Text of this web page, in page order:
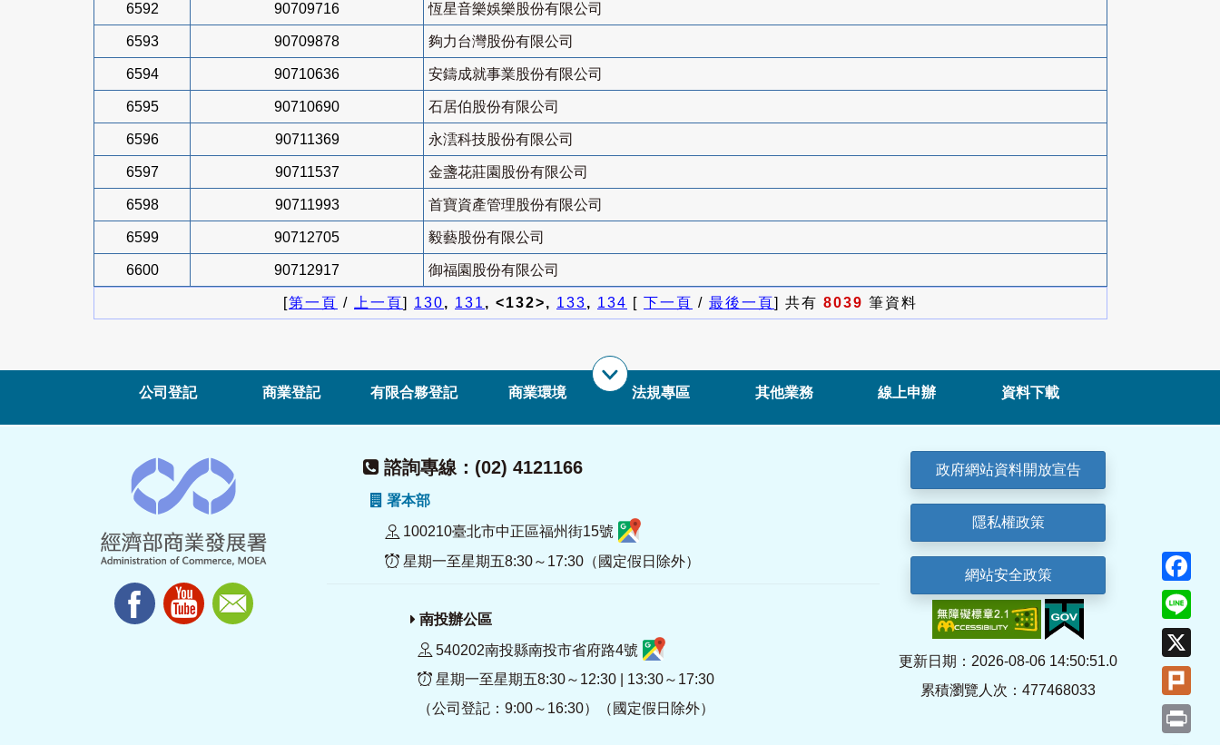
6592 90709716 恆星音樂娛樂股份有限公司
6593 90709878 夠力台灣股份有限公司
6594 90710636 安鑄成就事業股份有限公司
6595 90710690 石居伯股份有限公司
6596 90711369 永澐科技股份有限公司
6597 90711537 金盞花莊園股份有限公司
6598 90711993 首寶資產管理股份有限公司
6599 90712705 毅藝股份有限公司
6600 90712917 御福園股份有限公司
[第一頁 / 上一頁] 130, 131, <132>, 133, 134 [ 下一頁 / 最後一頁] 共有 8039 筆資料
公司登記 商業登記 有限合夥登記 商業環境 法規專區 其他業務 線上申辦 資料下載
諮詢專線：(02) 4121166
署本部
100210臺北市中正區福州街15號
星期一至星期五8:30～17:30（國定假日除外）
南投辦公區
540202南投縣南投市省府路4號
星期一至星期五8:30～12:30 | 13:30～17:30
（公司登記：9:00～16:30）（國定假日除外）
政府網站資料開放宣告
隱私權政策
網站安全政策
更新日期：2026-08-06 14:50:51.0
累積瀏覽人次：477468033